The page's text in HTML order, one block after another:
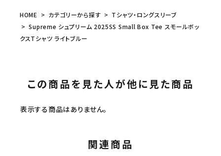
HOME カテゴリーから探す
Tシャツ・ロングスリーブ
Supreme シュプリーム 2025SS Small Box Tee スモールボッ
クスTシャツ ライトブルー
この商品を見た人が他に見た商品
表示する商品はありません。
関連商品